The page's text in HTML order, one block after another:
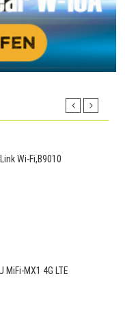
Wi-Fi,B9010
MX1 4G LTE